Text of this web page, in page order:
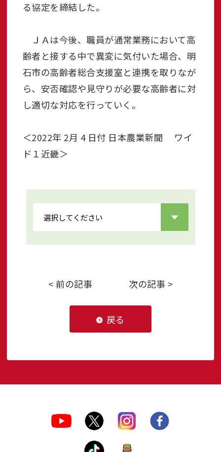
る協定を締結した。
ＪＡは今後、職員が通常業務において高
齢者と接する中で異変に気付いた場合、明
石市の高齢者総合支援室と連携を取りなが
ら、安否確認や見守りが必要な高齢者に対
し適切な対応を行っていく。
＜2022年 2月 4 日付 日本農業新聞 ワイ
ド１近畿＞
< 前の記事 次の記事 >
戻る